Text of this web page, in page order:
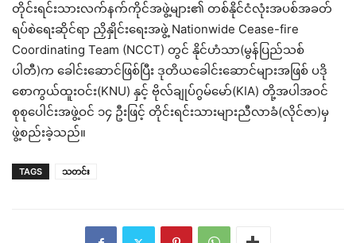
တိုင်းရင်းသားလက်နက်ကိုင်အဖွဲ့များ၏ တစ်နိုင်ငံလုံးအပစ်အခတ်
ရပ်စဲရေးဆိုင်ရာ ညှိနှိုင်းရေးအဖွဲ့ Nationwide Cease-fire
Coordinating Team (NCCT) တွင် နိုင်ဟံသာ(မွန်ပြည်သစ်
ပါတီ)က ခေါင်းဆောင်ဖြစ်ပြီး ဒုတိယခေါင်းဆောင်များအဖြစ် ပဒို
စောကွယ်ထူးဝင်း(KNU) နှင့် ဗိုလ်ချုပ်ဂွမ်မော်(KIA) တို့အပါအဝင်
စုစုပေါင်းအဖွဲ့ဝင် ၁၄ ဦးဖြင့် တိုင်းရင်းသားများညီလာခံ(လိုင်ဇာ)မှ
ဖွဲ့စည်းခဲ့သည်။
TAGS သတင်း